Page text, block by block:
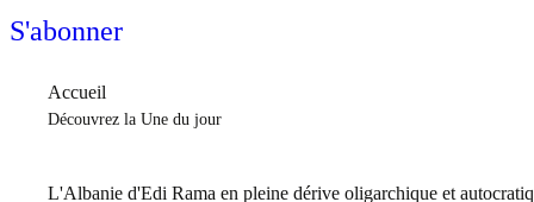
S'abonner
Accueil
Découvrez la Une du jour
L'Albanie d'Edi Rama en pleine dérive oligarchique et